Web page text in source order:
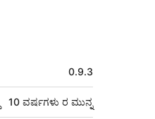
0.9.3
10 ವರ್ಷಗಳು ರ ಮುನ್ನ